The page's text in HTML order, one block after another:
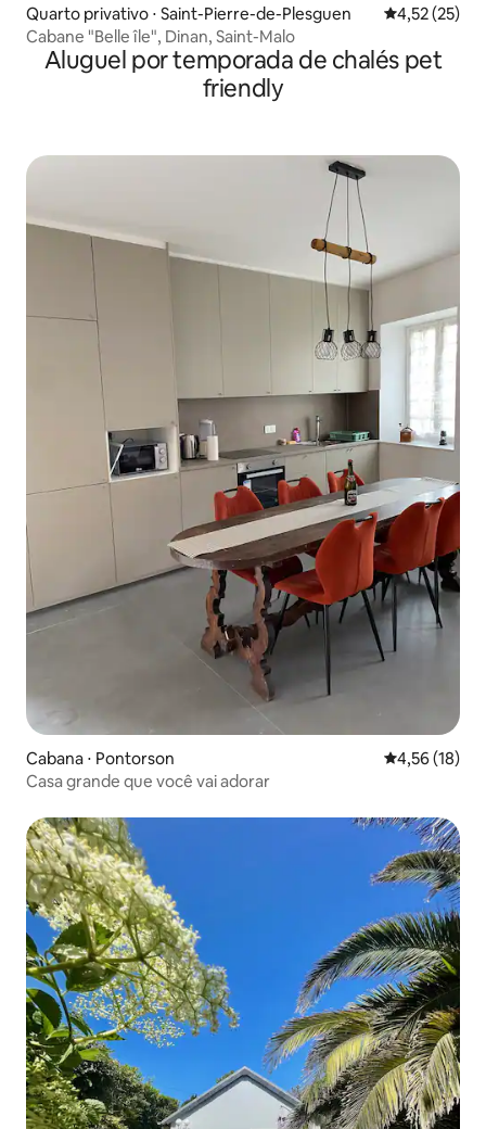
Quarto privativo ⋅ Saint-Pierre-de-Plesguen 4,52 de uma
4,52 (25)
Cabane "Belle île", Dinan, Saint-Malo
Aluguel por temporada de chalés pet
friendly
Cabana ⋅ Pontorson 4,56 de uma
4,56 (18)
Casa grande que você vai adorar